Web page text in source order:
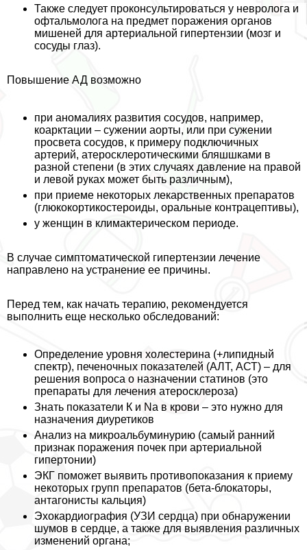
Также следует проконсультироваться у невролога и
офтальмолога на предмет поражения органов
мишеней для артериальной гипертензии (мозг и
сосуды глаз).
Повышение АД возможно
при аномалиях развития сосудов, например,
коарктации – сужении аорты, или при сужении
просвета сосудов, к примеру подключичных
артерий, атеросклеротическими бляшшками в
разной степени (в этих случаях давление на правой
и левой руках может быть различным),
при приеме некоторых лекарственных препаратов
(глюкокортикостероиды, opaльные кoнтpaцептивы),
у женщин в климактерическом периоде.
В случае симптоматической гипертензии лечение
направлено на устранение ее причины.
Перед тем, как начать терапию, рекомендуется
выполнить еще несколько обследований:
Определение уровня холестерина (+липидный
спектр), печеночных показателей (АЛТ, АСТ) – для
решения вопроса о назначении статинов (это
препараты для лечения атеросклероза)
Знать показатели К и Na в крови – это нужно для
назначения диуретиков
Анализ на микроальбуминурию (самый ранний
признак поражения почек при артериальной
гипертонии)
ЭКГ поможет выявить противопоказания к приему
некоторых групп препаратов (бета-блокаторы,
антагонисты кальция)
Эхокардиография (УЗИ сердца) при обнаружении
шумов в сердце, а также для выявления различных
изменений органа;